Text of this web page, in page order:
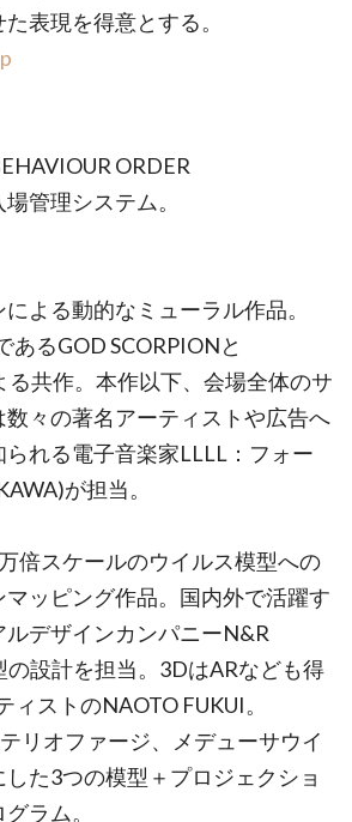
表現を得意とする。
ORDER
管理システム。
よる動的なミューラル作品。
あるGOD SCORPIONと
る共作。本作以下、会場全体のサ
数々の著名アーティストや広告へ
れる電子音楽家LLLL：フォー
が担当。
倍スケールのウイルス模型への
ッピング作品。国内外で活躍す
ルデザインカンパニーN&R
の設計を担当。3DはARなども得
ィストのNAOTO FUKUI。
リオファージ、メデューサウイ
た3つの模型＋プロジェクショ
ラム。